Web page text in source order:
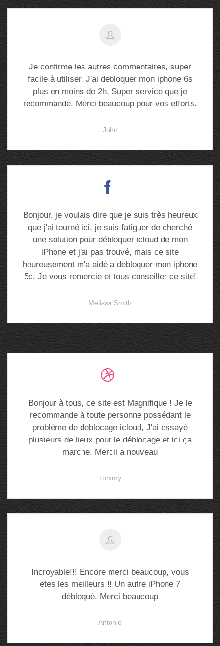
Je confirme les autres commentaires, super
facile à utiliser. J'ai debloquer mon iphone 6s
plus en moins de 2h, Super service que je
recommande. Merci beaucoup pour vos efforts.
John
Bonjour, je voulais dire que je suis très heureux
que j'ai tourné ici, je suis fatiguer de cherché
une solution pour débloquer icloud de mon
iPhone et j'ai pas trouvé, mais ce site
heureusement m'a aidé a debloquer mon iphone
5c. Je vous remercie et tous conseiller ce site!
Melissa Smith
Bonjour à tous, ce site est Magnifique ! Je le
recommande à toute personne possédant le
problème de deblocage icloud, J'ai essayé
plusieurs de lieux pour le déblocage et ici ça
marche. Mercii a nouveau
Tommy
Incroyable!!! Encore merci beaucoup, vous
etes les meilleurs !! Un autre iPhone 7
débloqué. Merci beaucoup
Antonio